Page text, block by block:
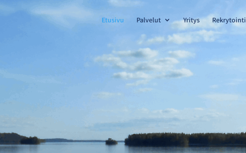
Etusivu Palvelut Yritys Rekrytointi